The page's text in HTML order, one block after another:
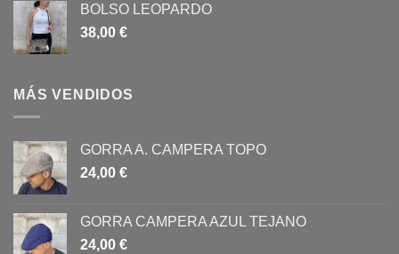
BOLSO LEOPARDO
38,00 €
MÁS VENDIDOS
GORRA A. CAMPERA TOPO
24,00 €
GORRA CAMPERA AZUL TEJANO
24,00 €